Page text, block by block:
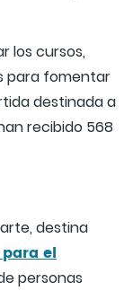
los cursos,
para fomentar
destinada a
recibido 568
destina
el
personas